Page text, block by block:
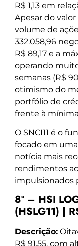
R$ 1,13 em
Apesar do
volume de
332.058,96
R$ 89,17 e a
operando
semanas (R$
otimismo do
portfólio de
frente à
O SNCI11 é o
focado em
notícia mais
rendimentos
impulsionados
8º – HSI
(HSLG11) |
Descrição:
R$ 91,55, com